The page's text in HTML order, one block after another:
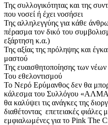
Της συλλογικότητας και της
που νοσεί ή έχει νοσήσει
Της αλληλεγγύης για κάθε
πέρασμα τον δικό του
εξάρτηση κ.α.)
Της αξίας της πρόληψης και
μαστού
Της ευαισθητοποίησης των νέων
Του εθελοντισμού
Το Νερό Ερύμανθος δεν θα
κάλεσμα του Συλλόγου
θα καλύψει τις ανάγκες της
διαθέτοντας επετειακές φιάλες
εμφιαλωμένες για το Pink The